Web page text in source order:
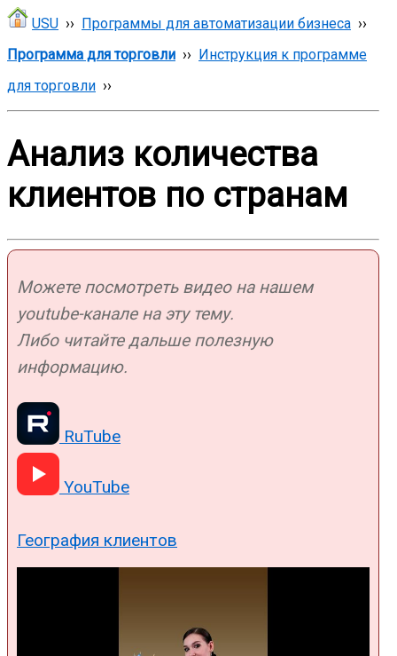
USU ›› Программы для автоматизации бизнеса ››
Программа для торговли ›› Инструкция к программе
для торговли ››
Анализ количества
клиентов по странам
Можете посмотреть видео на нашем
youtube-канале на эту тему.
Либо читайте дальше полезную
информацию.
RuTube
YouTube
География клиентов